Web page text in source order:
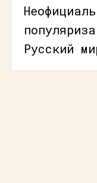
Русский